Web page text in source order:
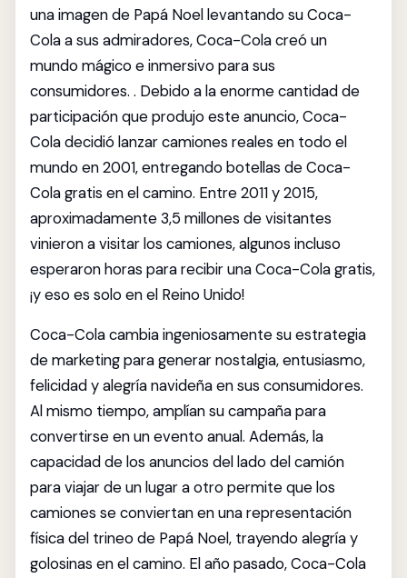
una imagen de Papá Noel levantando su Coca-
Cola a sus admiradores, Coca-Cola creó un
mundo mágico e inmersivo para sus
consumidores. . Debido a la enorme cantidad de
participación que produjo este anuncio, Coca-
Cola decidió lanzar camiones reales en todo el
mundo en 2001, entregando botellas de Coca-
Cola gratis en el camino. Entre 2011 y 2015,
aproximadamente 3,5 millones de visitantes
vinieron a visitar los camiones, algunos incluso
esperaron horas para recibir una Coca-Cola gratis,
¡y eso es solo en el Reino Unido!
Coca-Cola cambia ingeniosamente su estrategia
de marketing para generar nostalgia, entusiasmo,
felicidad y alegría navideña en sus consumidores.
Al mismo tiempo, amplían su campaña para
convertirse en un evento anual. Además, la
capacidad de los anuncios del lado del camión
para viajar de un lugar a otro permite que los
camiones se conviertan en una representación
física del trineo de Papá Noel, trayendo alegría y
golosinas en el camino. El año pasado, Coca-Cola